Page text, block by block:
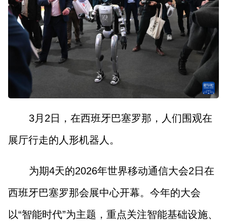
3月2日，在西班牙巴塞罗那，人们围观在
展厅行走的人形机器人。
为期4天的2026年世界移动通信大会2日在
西班牙巴塞罗那会展中心开幕。今年的大会
以“智能时代”为主题，重点关注智能基础设施、